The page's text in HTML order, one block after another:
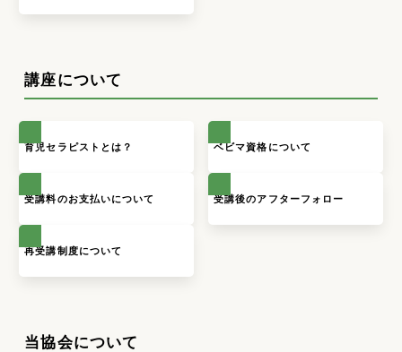
講座について
育児セラピストとは？ ベビマ資格について
受講料のお支払いについて 受講後のアフターフォロー
再受講制度について
当協会について